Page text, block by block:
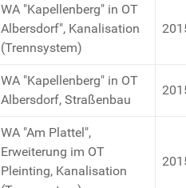
WA "Kapellenberg" in OT
Albersdorf", Kanalisation
(Trennsystem)
WA "Kapellenberg" in OT
Albersdorf, Straßenbau
WA "Am Plattel",
Erweiterung im OT
Pleinting, Kanalisation